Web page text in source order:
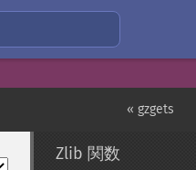
« gzgets
Zlib 関数